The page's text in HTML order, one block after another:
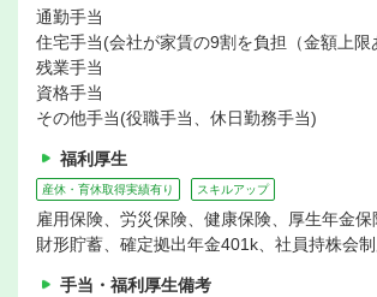
通勤手当
住宅手当(会社が家賃の9割を負担（金額上限
残業手当
資格手当
その他手当(役職手当、休日勤務手当)
福利厚生
産休・育休取得実績有り スキルアップ
雇用保険、労災保険、健康保険、厚生年金保
財形貯蓄、確定拠出年金401k、社員持株会
手当・福利厚生備考